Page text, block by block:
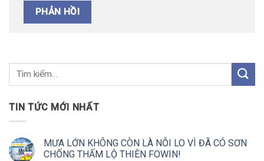
TIN TỨC MỚI NHẤT
MƯA LỚN KHÔNG CÒN LÀ NỖI LO VÌ ĐÃ CÓ SƠN
CHỐNG THẤM LỘ THIÊN FOWIN!